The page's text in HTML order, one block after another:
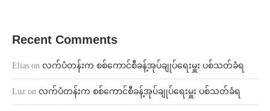
Recent Comments
Elias on လက်ပံတန်းက စစ်ကောင်စီခန့်အုပ်ချုပ်ရေးမှူး ပစ်သတ်ခံရ
Luz on လက်ပံတန်းက စစ်ကောင်စီခန့်အုပ်ချုပ်ရေးမှူး ပစ်သတ်ခံရ